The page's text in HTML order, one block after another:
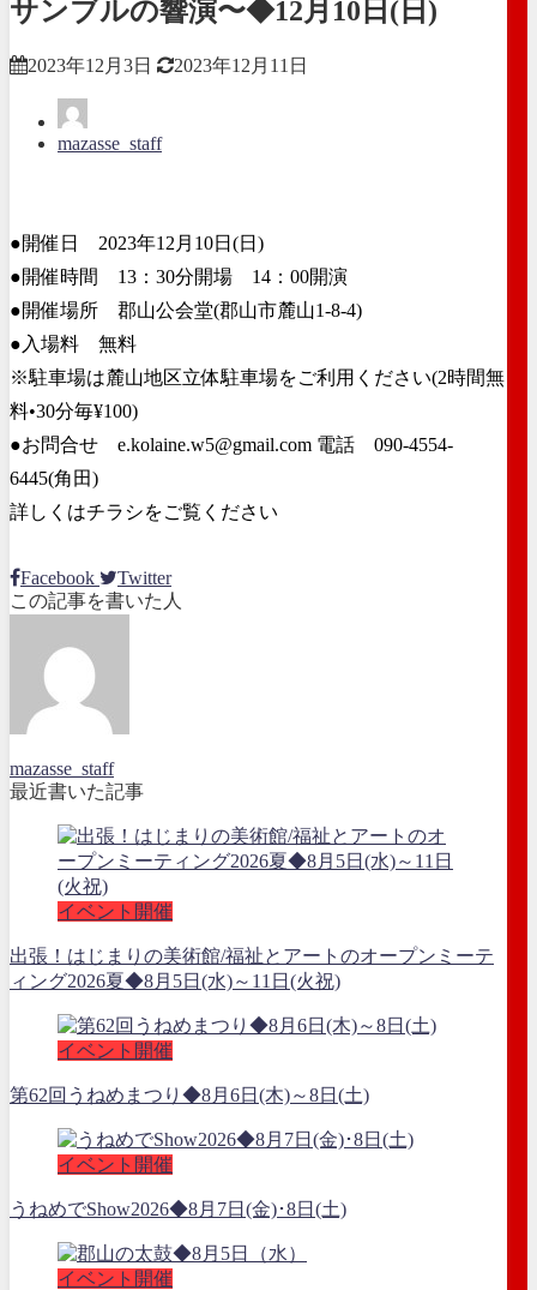
サンブルの響演〜◆12月10日(日)
2023年12月3日 2023年12月11日
mazasse_staff
●開催日 2023年12月10日(日)
●開催時間 13：30分開場 14：00開演
●開催場所 郡山公会堂(郡山市麓山1-8-4)
●入場料 無料
※駐車場は麓山地区立体駐車場をご利用ください(2時間無
料•30分毎¥100)
●お問合せ e.kolaine.w5@gmail.com 電話 090-4554-
6445(角田)
詳しくはチラシをご覧ください
Facebook
Twitter
この記事を書いた人
mazasse_staff
最近書いた記事
イベント開催
出張！はじまりの美術館/福祉とアートのオープンミーテ
ィング2026夏◆8月5日(水)～11日(火祝)
イベント開催
第62回うねめまつり◆8月6日(木)～8日(土)
イベント開催
うねめでShow2026◆8月7日(金)･8日(土)
イベント開催